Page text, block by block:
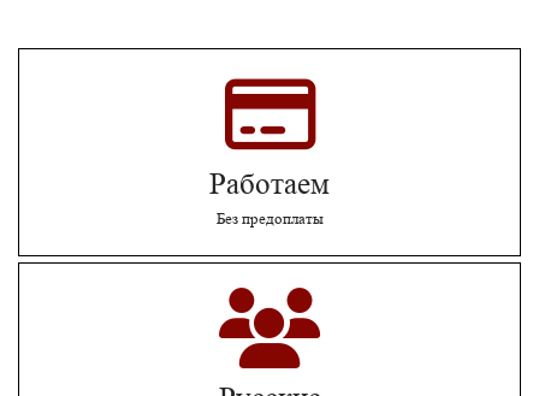
Работаем
Без предоплаты